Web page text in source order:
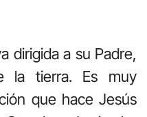
dirigida a su Padre,
la tierra. Es muy
que hace Jesús